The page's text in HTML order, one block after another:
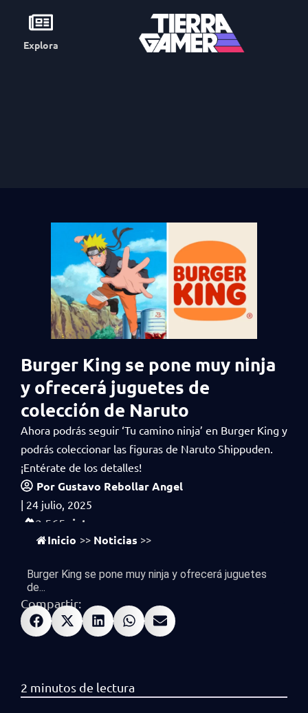
Explora
Burger King se pone muy ninja
y ofrecerá juguetes de
colección de Naruto
Ahora podrás seguir ‘Tu camino ninja’ en Burger King y
podrás coleccionar las figuras de Naruto Shippuden.
¡Entérate de los detalles!
PorGustavo Rebollar Angel
| 24 julio, 2025
2,565 vistas
Inicio >> Noticias >>
Burger King se pone muy ninja y ofrecerá juguetes
de...
Compartir: